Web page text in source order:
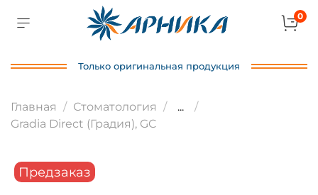
0
Только оригинальная продукция
Главная Стоматология
...
Gradia Direct (Градия), GC
Предзаказ